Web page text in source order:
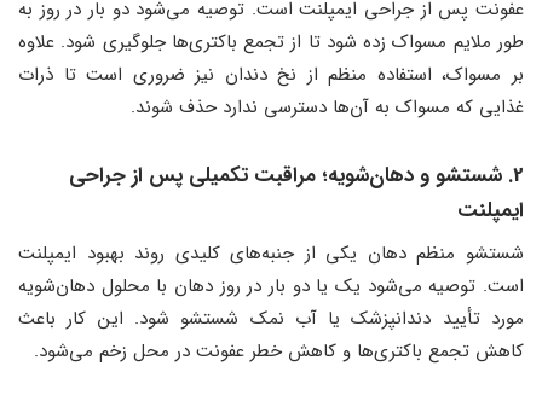
عفونت پس از جراحی ایمپلنت است. توصیه می‌شود دو بار در روز به
طور ملایم مسواک زده شود تا از تجمع باکتری‌ها جلوگیری شود. علاوه
بر مسواک، استفاده منظم از نخ دندان نیز ضروری است تا ذرات
غذایی که مسواک به آن‌ها دسترسی ندارد حذف شوند.
2. شستشو و دهان‌شویه؛ مراقبت تکمیلی پس از جراحی
ایمپلنت
شستشو منظم دهان یکی از جنبه‌های کلیدی روند بهبود ایمپلنت
است. توصیه می‌شود یک یا دو بار در روز دهان با محلول دهان‌شویه
مورد تأیید دندانپزشک یا آب نمک شستشو شود. این کار باعث
کاهش تجمع باکتری‌ها و کاهش خطر عفونت در محل زخم می‌شود.